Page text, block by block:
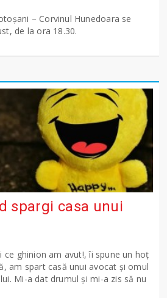
– Corvinul Hunedoara se
de la ora 18.30.
spargi casa unui
ce ghinion am avut!, îi spune un hoţ
am spart casă unui avocat şi omul
Mi-a dat drumul şi mi-a zis să nu